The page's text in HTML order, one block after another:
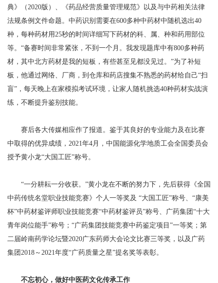
典》（2020版）、《药品经营质量管理规范》以及与中药相关法律
法规条例文件命题。中药识别需要在600多种中药材中随机选出40
种，每种药材用25秒的时间详细写下药材的科、属、种和药用部位
等。“备赛时间非常紧张，不到一个月。我发现题库中有800多种药
材，其中北方药材是我的短板，有些甚至见都没见过。”为了补短
板，他通过网络、厂商，到仓库和药店搜集不熟悉的药材给自己“扫
盲”，每天晚上在家模拟考试环境，让家人随机挑选40种药材实战演
练，不断提升鉴别技能。
赛后各大传媒相应作了报道。鉴于其良好的专业能力及在比赛
中取得的优异成绩，2021年4月，中国能源化学地质工会全国委员会
授予黄小龙“大国工匠”称号。
“一分耕耘一分收获。”黄小龙在不断的努力下，先后获得《全国
中药传统名堂职业技能竞赛》个人一等奖及 “大国工匠”称号、“康美
杯”中药材鉴评师职业技能竞赛“中药材鉴评员”称号、广药集团“十大
青年岗位能手”称号；“广药集团技能竞赛中药鉴定项目”一等奖；第
二届岭南药学论坛暨2020广东药师大会论文比赛三等奖，以及广药
集团2018～2021年度“广药质量之星”提名奖等表彰。
不忘初心，做好中医药文化传承工作